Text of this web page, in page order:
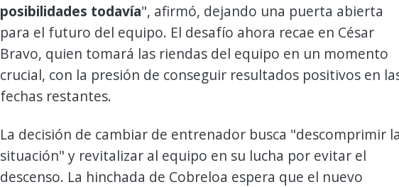
posibilidades todavía", afirmó, dejando una puerta abierta
para el futuro del equipo. El desafío ahora recae en César
Bravo, quien tomará las riendas del equipo en un momento
crucial, con la presión de conseguir resultados positivos en
fechas restantes.
La decisión de cambiar de entrenador busca "descomprimir
situación" y revitalizar al equipo en su lucha por evitar el
descenso. La hinchada de Cobreloa espera que el nuevo